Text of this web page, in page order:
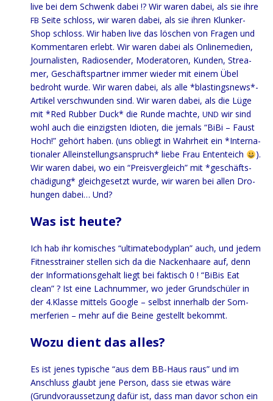
live bei dem Schwenk dabei !? Wir waren dabei, als sie ihre
FB Sei­te schloss, wir waren dabei, als sie ihren Klun­ker-
Shop schloss. Wir haben live das löschen von Fra­gen und
Kom­men­ta­ren erlebt. Wir waren dabei als Online­me­di­en,
Jour­na­lis­ten, Radio­sen­der, Mode­ra­to­ren, Kun­den, Strea­
mer, Geschäfts­part­ner immer wie­der mit einem Übel
bedroht wur­de. Wir waren dabei, als alle *blastingsnews*-
Artikel ver­schwun­den sind. Wir waren dabei, als die Lüge
mit *Red Rub­ber Duck* die Run­de mach­te, UND wir sind
wohl auch die ein­zigs­ten Idio­ten, die jemals “BiBi – Faust
Hoch!” gehört haben. (uns obliegt in Wahr­heit ein *Inter­na­
tio­na­ler Allein­stel­lungs­an­spruch* lie­be Frau Enten­teich
).
Wir waren dabei, wo ein “Preis­ver­gleich” mit *geschäft­s­
chä­di­gung* gleich­ge­setzt wur­de, wir waren bei allen Dro­
hun­gen dabei… Und?
Was ist heute?
Ich hab ihr komi­sches “ulti­ma­te­bo­dy­plan” auch, und jedem
Fit­ness­trai­ner stel­len sich da die Nacken­haa­re auf, denn
der Infor­ma­ti­ons­ge­halt liegt bei fak­tisch 0 ! “BiBis Eat
clean” ? Ist eine Lach­num­mer, wo jeder Grund­schü­ler in
der 4.Klasse mit­tels Goog­le – selbst inner­halb der Som­
mer­fe­ri­en – mehr auf die Bei­ne gestellt bekommt.
Wozu dient das alles?
Es ist jenes typi­sche “aus dem BB-Haus raus” und im
Anschluss glaubt jene Per­son, dass sie etwas wäre
(Grund­vor­aus­set­zung dafür ist, dass man davor schon ein